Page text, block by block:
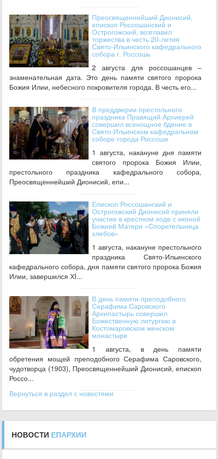
Преосвященнейший Дионисий,
епископ Россошанский и
Острогожский, возглавил
торжества в честь 20-летия
Свято-Ильинского кафедрального
собора г. Россошь
2 августа для россошанцев –
знаменательная дата. Это день памяти святого пророка
Божия Илии, небесного покровителя города. В честь его...
В преддверии престольного
праздника Правящий Архиерей
совершил всенощное бдение в
Свято-Ильинском кафедральном
соборе города Россоши
1 августа, накануне дня памяти
святого пророка Божия Илии,
престольного праздника кафедрального собора,
Преосвященнейший Дионисий, епи...
Епископ Россошанский и
Острогожский Дионисий приняли
участие в крестном ходе с иконой
Божией Матери «Спорительница
хлебов»
1 августа, накануне престольного
праздника Свято-Ильинского
кафедрального собора, дня памяти святого пророка Божия
Илии, завершился ХI...
В день памяти преподобного
Серафима Саровского
Архипастырь совершил
Божественную литургию в
Костомаровском женском
монастыре
1 августа, в день памяти
обретения мощей преподобного Серафима Саровского,
чудотворца (1903), Преосвященнейший Дионисий, епископ
Россо...
Вернуться в раздел с новостями
НОВОСТИ ЕПАРХИИ